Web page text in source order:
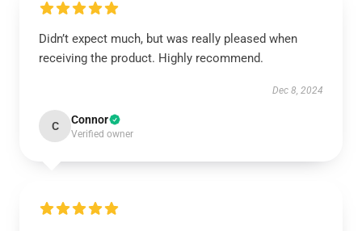
Didn’t expect much, but was really pleased when
receiving the product. Highly recommend.
Dec 8, 2024
C Connor
Verified owner